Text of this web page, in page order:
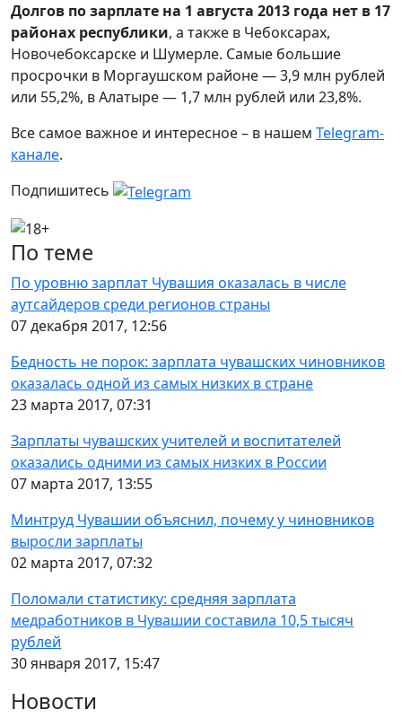
Долгов по зарплате на 1 августа 2013 года нет в 17
районах республики, а также в Чебоксарах,
Новочебоксарске и Шумерле. Самые большие
просрочки в Моргаушском районе — 3,9 млн рублей
или 55,2%, в Алатыре — 1,7 млн рублей или 23,8%.
Все самое важное и интересное – в нашем Telegram-
канале.
Подпишитесь
По теме
По уровню зарплат Чувашия оказалась в числе
аутсайдеров среди регионов страны
07 декабря 2017, 12:56
Бедность не порок: зарплата чувашских чиновников
оказалась одной из самых низких в стране
23 марта 2017, 07:31
Зарплаты чувашских учителей и воспитателей
оказались одними из самых низких в России
07 марта 2017, 13:55
Минтруд Чувашии объяснил, почему у чиновников
выросли зарплаты
02 марта 2017, 07:32
Поломали статистику: средняя зарплата
медработников в Чувашии составила 10,5 тысяч
рублей
30 января 2017, 15:47
Новости